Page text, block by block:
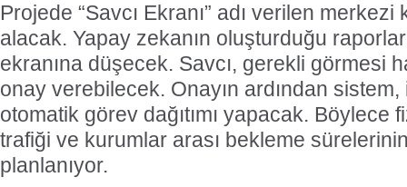
Projede “Savcı Ekranı” adı verilen
alacak. Yapay zekanın oluşturduğu
ekranına düşecek. Savcı, gerekli görmesi
onay verebilecek. Onayın ardından
otomatik görev dağıtımı yapacak. Böylece
trafiği ve kurumlar arası bekleme sürelerinin
planlanıyor.